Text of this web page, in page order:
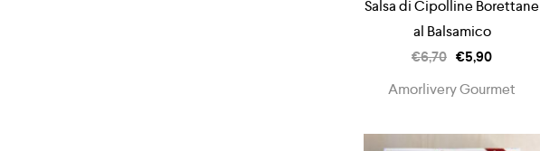
Salsa di Cipolline Borettane
al Balsamico
€6,70 €5,90
Amorlivery Gourmet